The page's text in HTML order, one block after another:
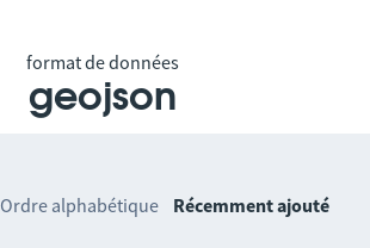
format de données
geojson
Ordre alphabétique Récemment ajouté